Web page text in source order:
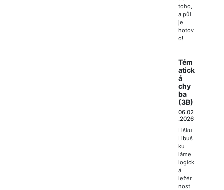
toho,
a půl
je
hotov
o!
Tém
atick
á
chy
ba
(3B)
06.02
.2026
Lišku
Libuš
ku
láme
logick
á
ležér
nost